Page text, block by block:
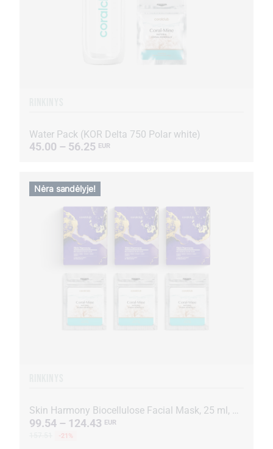
Water Pack (KOR Delta 750 Polar white)
45.00 – 56.25 EUR
Skin Harmony Biocellulose Facial Mask, 25 ml, 15 paketėlių + Coral-Mine, 30 paketėlių po 1 g
99.54 – 124.43 EUR
-21%
Nėra sandėlyje!